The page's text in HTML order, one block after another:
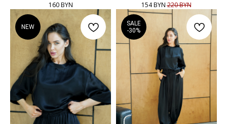
160 BYN 154BYN 220BYN
NEW
SALE
-30%